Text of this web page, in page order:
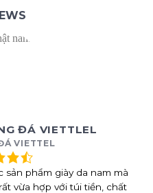
ĐÁ VIETTLEL
VIETTEL
sản phẩm giày da nam mà
vừa hợp với túi tiền, chất